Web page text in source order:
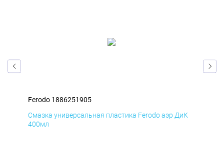
Ferodo 1886251905
Смазка универсальная пластика Ferodo аэр ДиК
400мл